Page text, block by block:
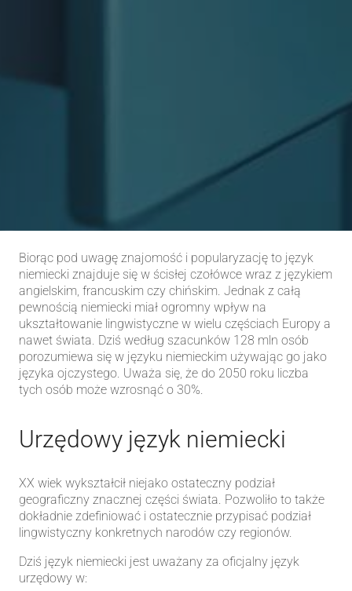
Biorąc pod uwagę znajomość i popularyzację to język
niemiecki znajduje się w ścisłej czołówce wraz z językiem
angielskim, francuskim czy chińskim. Jednak z całą
pewnością niemiecki miał ogromny wpływ na
ukształtowanie lingwistyczne w wielu częściach Europy a
nawet świata. Dziś według szacunków 128 mln osób
porozumiewa się w języku niemieckim używając go jako
języka ojczystego. Uważa się, że do 2050 roku liczba
tych osób może wzrosnąć o 30%.
Urzędowy język niemiecki
XX wiek wykształcił niejako ostateczny podział
geograficzny znacznej części świata. Pozwoliło to także
dokładnie zdefiniować i ostatecznie przypisać podział
lingwistyczny konkretnych narodów czy regionów.
Dziś język niemiecki jest uważany za oficjalny język
urzędowy w: